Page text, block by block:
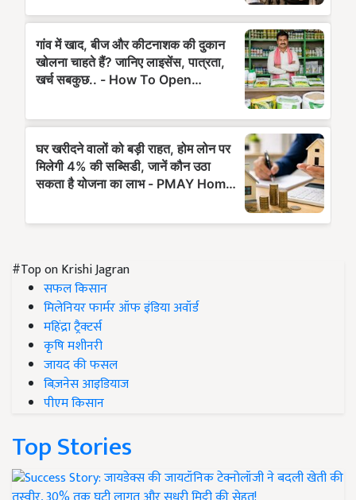
#Top on Krishi Jagran
सफल किसान
मिलेनियर फार्मर ऑफ इंडिया अवॉर्ड
महिंद्रा ट्रैक्टर्स
कृषि मशीनरी
जायद की फसल
बिज़नेस आइडियाज
पीएम किसान
Top Stories